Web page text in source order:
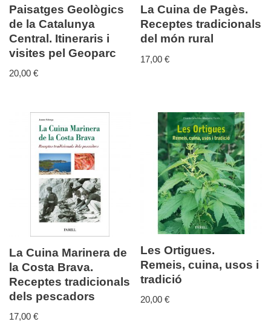
Paisatges Geològics
de la Catalunya
Central. Itineraris i
visites pel Geoparc
20,00 €
La Cuina de Pagès.
Receptes tradicionals
del món rural
17,00€
La Cuina Marinera de
la Costa Brava.
Receptes tradicionals
dels pescadors
17,00 €
Les Ortigues.
Remeis, cuina, usos i
tradició
20,00€